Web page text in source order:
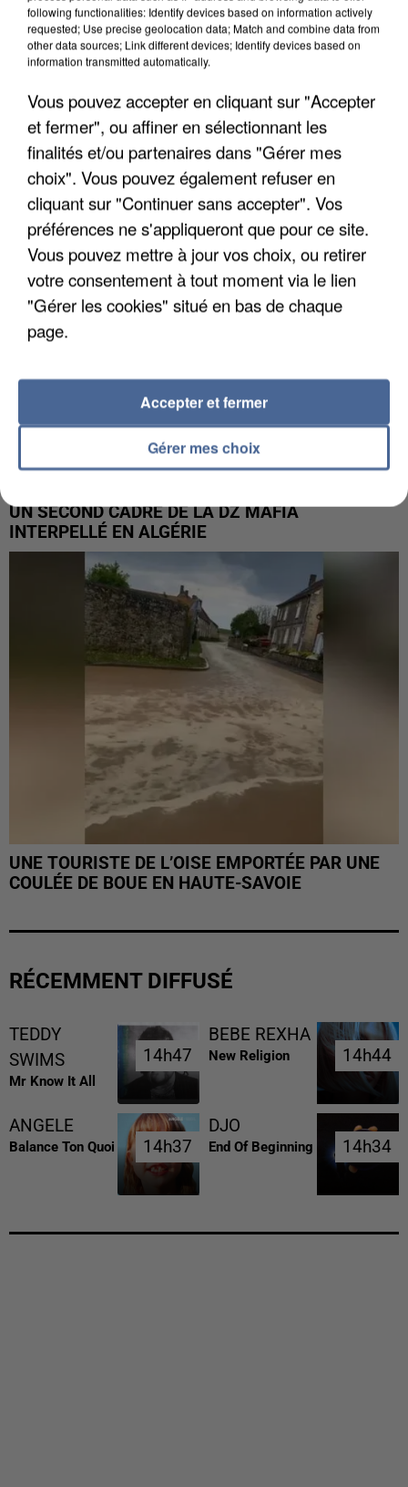
L’UN DES FONDATEURS SUPPOSÉS DE LA DZ
MAFIA INTERPELLÉ EN ALGÉRIE
UN SECOND CADRE DE LA DZ MAFIA
INTERPELLÉ EN ALGÉRIE
UNE TOURISTE DE L’OISE EMPORTÉE PAR UNE
COULÉE DE BOUE EN HAUTE-SAVOIE
RÉCEMMENT DIFFUSÉ
TEDDY
SWIMS
Mr Know It All
14h47
14h47
BEBE REXHA
New Religion 14h44
14h44
ANGELE
Balance Ton Quoi 14h37
14h37
DJO
End Of Beginning 14h34
14h34
following functionalities: Identify devices based on information actively
requested; Use precise geolocation data; Match and combine data from
other data sources; Link different devices; Identify devices based on
information transmitted automatically.
Vous pouvez accepter en cliquant sur "Accepter
et fermer", ou affiner en sélectionnant les
finalités et/ou partenaires dans "Gérer mes
choix". Vous pouvez également refuser en
cliquant sur "Continuer sans accepter". Vos
préférences ne s'appliqueront que pour ce site.
Vous pouvez mettre à jour vos choix, ou retirer
votre consentement à tout moment via le lien
"Gérer les cookies" situé en bas de chaque
page.
Gérer mes choix
Accepter et fermer